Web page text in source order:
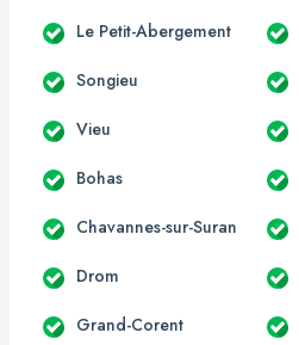
Le Petit-Abergement
Songieu
Vieu
Bohas
Chavannes-sur-Suran
Drom
Grand-Corent